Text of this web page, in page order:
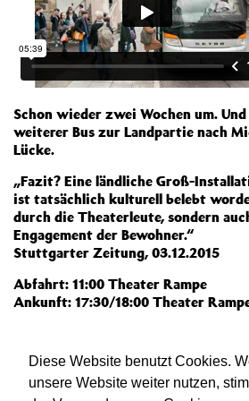
Diese Website benutzt Cookies.
unsere Website weiter nutzen,
Schon wieder zwei Wochen um.
weiterer Bus zur Landpartie nach
Lücke.
„Fazit? Eine ländliche Groß-
ist tatsächlich kulturell belebt
durch die Theaterleute, sondern
Engagement der Bewohner.“
Stuttgarter Zeitung, 03.12.2015
Abfahrt: 11:00 Theater Rampe
Ankunft: 17:30/18:00 Theater
Für Spontanentschloßene gibt es
an der Tageskasse (ab 10:30).
Weiterlesen